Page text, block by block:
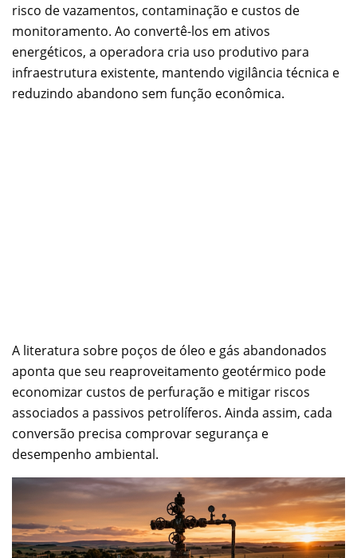
risco de vazamentos, contaminação e custos de
monitoramento. Ao convertê-los em ativos
energéticos, a operadora cria uso produtivo para
infraestrutura existente, mantendo vigilância técnica e
reduzindo abandono sem função econômica.
A literatura sobre poços de óleo e gás abandonados
aponta que seu reaproveitamento geotérmico pode
economizar custos de perfuração e mitigar riscos
associados a passivos petrolíferos. Ainda assim, cada
conversão precisa comprovar segurança e
desempenho ambiental.